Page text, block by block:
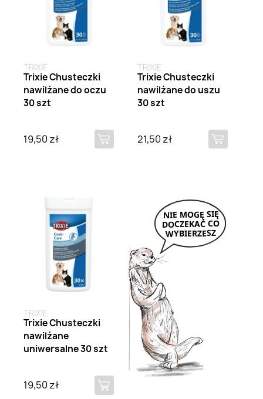
TRIXIE
Trixie Chusteczki
nawilżane do oczu
30 szt
19,50 zł
TRIXIE
Trixie Chusteczki
nawilżane do uszu
30 szt
21,50 zł
TRIXIE
Trixie Chusteczki
nawilżane
uniwersalne 30 szt
19,50 zł